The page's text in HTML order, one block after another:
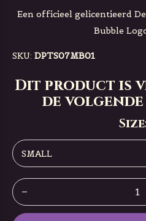
Een officieel gelicentieerd
Bubble
SKU: DPTS07MB01
Dit product is
de